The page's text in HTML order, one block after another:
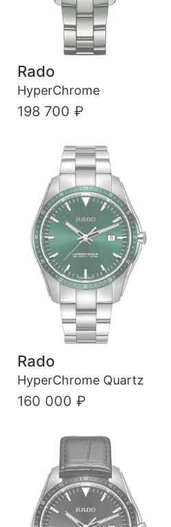
Rado
HyperChrome
198 700 ₽
Rado
HyperChrome Quartz
160 000 ₽